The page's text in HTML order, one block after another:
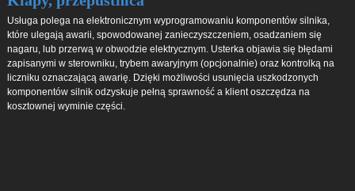
Usługa polega na elektronicznym wyprogramowaniu komponentów silnika,
które ulegają awarii, spowodowanej zanieczyszczeniem, osadzaniem się
nagaru, lub przerwą w obwodzie elektrycznym. Usterka objawia się błędami
zapisanymi w sterowniku, trybem awaryjnym (opcjonalnie) oraz kontrolką na
liczniku oznaczającą awarię. Dzięki możliwości usunięcia uszkodzonych
komponentów silnik odzyskuje pełną sprawność a klient oszczędza na
kosztownej wyminie części.